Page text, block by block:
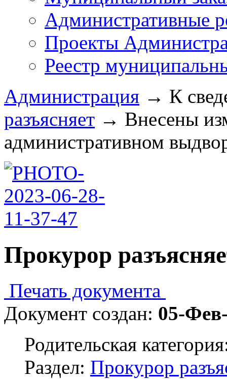
Административные
Проекты
Реестр
Администрация → К
разъясняет → Внесены
административном
Прокурор
Печать документа
Документ создан: 05-
Родительская
Раздел: Прокурор